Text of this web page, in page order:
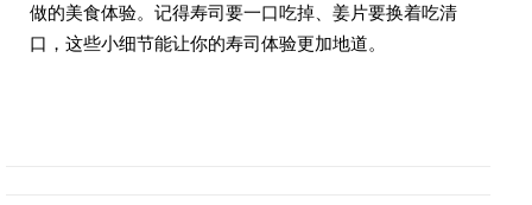
做的美食体验。记得寿司要一口吃掉、姜片要换着吃清
口，这些小细节能让你的寿司体验更加地道。